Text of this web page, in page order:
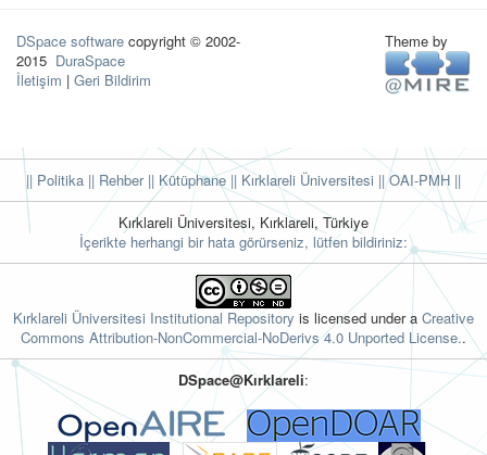
DSpace software copyright © 2002-
2015 DuraSpace
İletişim | Geri Bildirim
Theme by
|| Politika || Rehber|| Kütüphane|| Kırklareli Üniversitesi ||OAI-PMH ||
Kırklareli Üniversitesi, Kırklareli, Türkiye
İçerikte herhangi bir hata görürseniz, lütfen bildiriniz:
Kırklareli Üniversitesi Institutional Repository is licensed under a Creative
Commons Attribution-NonCommercial-NoDerivs 4.0 Unported License..
DSpace@Kırklareli: